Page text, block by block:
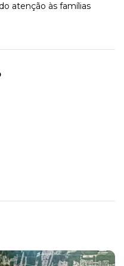
atenção às famílias